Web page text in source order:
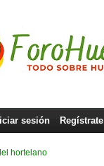
sesión Regístrate
hortelano